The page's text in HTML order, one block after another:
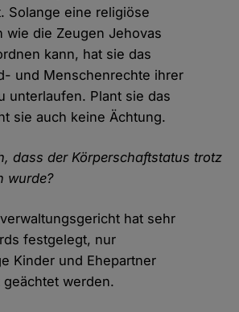
Solange eine religiöse
wie die Zeugen Jehovas
kann, hat sie das
und Menschenrechte ihrer
unterlaufen. Plant sie das
sie auch keine Ächtung.
dass der Körperschaftstatus trotz
wurde?
hat sehr
festgelegt, nur
Kinder und Ehepartner
werden.